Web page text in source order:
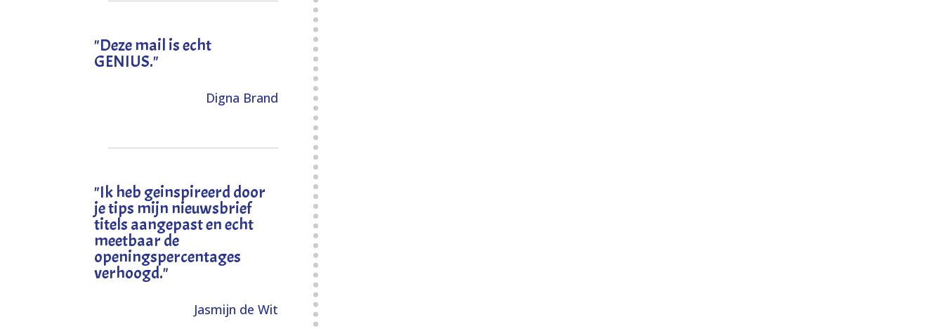
"Deze mail is echt
GENIUS."
Digna Brand
"Ik heb geinspireerd door
je tips mijn nieuwsbrief
titels aangepast en echt
meetbaar de
openingspercentages
verhoogd."
Jasmijn de Wit